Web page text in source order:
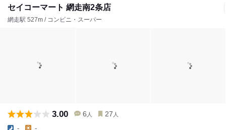
セイコーマート 網走南2条店
網走駅 527m / コンビニ・スーパー
3.00 6 人 27 人
- -